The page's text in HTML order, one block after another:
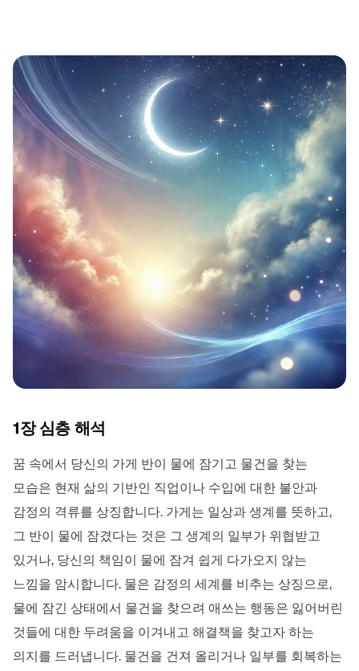
1장 심층 해석
꿈 속에서 당신의 가게 반이 물에 잠기고 물건을 찾는
모습은 현재 삶의 기반인 직업이나 수입에 대한 불안과
감정의 격류를 상징합니다. 가게는 일상과 생계를 뜻하고,
그 반이 물에 잠겼다는 것은 그 생계의 일부가 위협받고
있거나, 당신의 책임이 물에 잠겨 쉽게 다가오지 않는
느낌을 암시합니다. 물은 감정의 세계를 비추는 상징으로,
물에 잠긴 상태에서 물건을 찾으려 애쓰는 행동은 잃어버린
것들에 대한 두려움을 이겨내고 해결책을 찾고자 하는
의지를 드러냅니다. 물건을 건져 올리거나 일부를 회복하는